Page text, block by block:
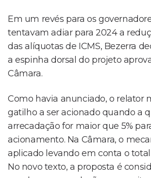
Em um revés para os
tentavam adiar para 2024 a
das alíquotas de ICMS, Bezerra
a espinha dorsal do projeto
Câmara.
Como havia anunciado, o relator
gatilho a ser acionado quando a
arrecadação for maior que 5%
acionamento. Na Câmara, o
aplicado levando em conta o
No novo texto, a proposta é